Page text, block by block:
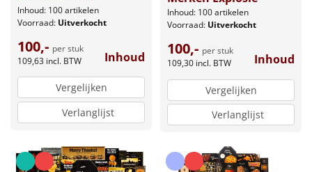
Inhoud: 100 artikelen
Voorraad: Uitverkocht
100,- per stuk
109,63 incl. BTW Inhoud
Vergelijken
Verlanglijst
Inhoud: 100 artikelen
Voorraad: Uitverkocht
100,- per stuk
109,30 incl. BTW Inhoud
Vergelijken
Verlanglijst